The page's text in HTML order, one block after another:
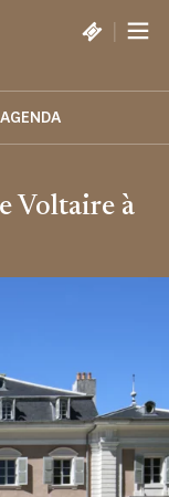
|
AGENDA
Voltaire à